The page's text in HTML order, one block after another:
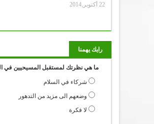
22 أكتوبر,2014
رايك يهمنا
ما هي نظرتك لمستقبل المسيحيين في
شركاء في السلام
وضعهم الى مزيد من التدهور
لا فكرة